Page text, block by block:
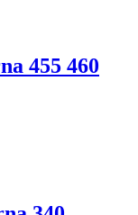
455 460